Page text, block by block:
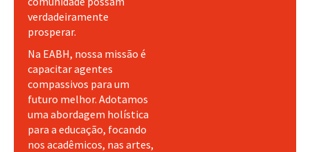
verdadeiramente
prosperar.
Na EABH, nossa missão é
capacitar agentes
compassivos para um
futuro melhor. Adotamos
uma abordagem holística
para a educação, focando
nos acadêmicos, nas artes,